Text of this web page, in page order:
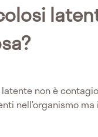
non è
nell’organismo